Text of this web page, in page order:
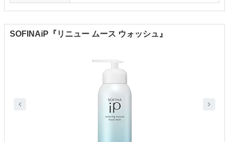
SOFINAiP『リニュー ムース ウォッシュ』